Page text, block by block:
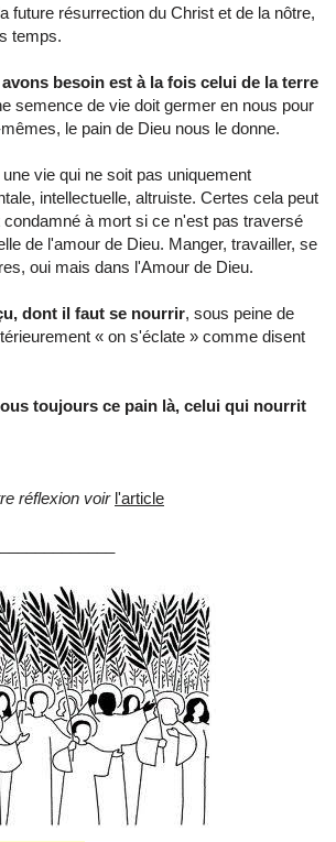
future résurrection du Christ et de la nôtre,
temps.
besoin est à la fois celui de la terre
semence de vie doit germer en nous pour
le pain de Dieu nous le donne.
vie qui ne soit pas uniquement
intellectuelle, altruiste. Certes cela peut
à mort si ce n'est pas traversé
de l'amour de Dieu. Manger, travailler, se
oui mais dans l'Amour de Dieu.
dont il faut se nourrir, sous peine de
« on s'éclate » comme disent
toujours ce pain là, celui qui nourrit
réflexion voir l'article